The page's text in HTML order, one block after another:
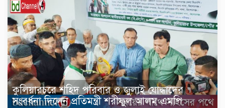
কুলিয়ারচরে শহিদ পরিবার ও জুলাই যোদ্ধাদের
সংবর্ধনা দিলেন প্রতিমন্ত্রী শরীফুল আলম এমপি